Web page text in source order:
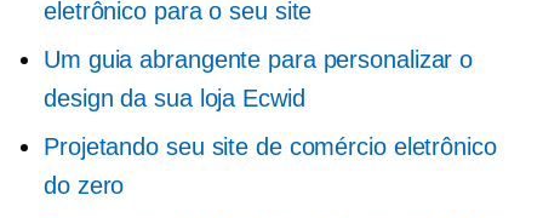
eletrônico para o seu site
Um guia abrangente para personalizar o
design da sua loja Ecwid
Projetando seu site de comércio eletrônico
do zero